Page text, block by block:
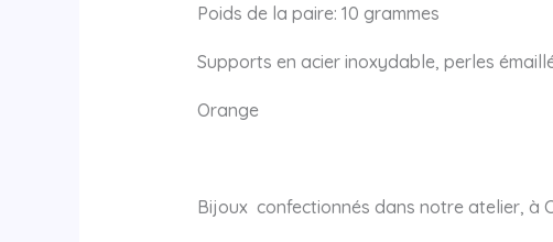
Poids de la paire: 10 grammes
Supports en acier inoxydable, perles
Orange
Bijoux confectionnés dans notre atelier, à